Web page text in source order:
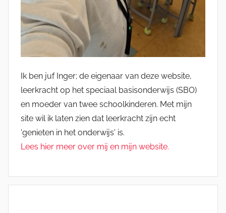
Ik ben juf Inger; de eigenaar van deze website,
leerkracht op het speciaal basisonderwijs (SBO)
en moeder van twee schoolkinderen. Met mijn
site wil ik laten zien dat leerkracht zijn echt
'genieten in het onderwijs' is.
Lees hier meer over mij en mijn website.